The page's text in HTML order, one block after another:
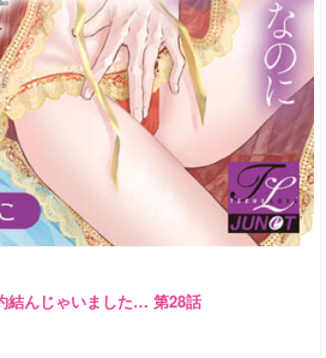
結んじゃいました… 第28話